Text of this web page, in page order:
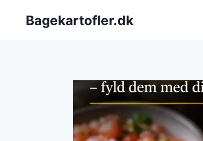
Bagekartofler.dk